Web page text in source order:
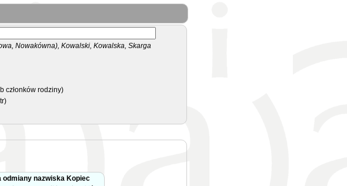
Nowakówna), Kowalski, Kowalska, Skarga
członków rodziny)
odmiany nazwiska Kopiec